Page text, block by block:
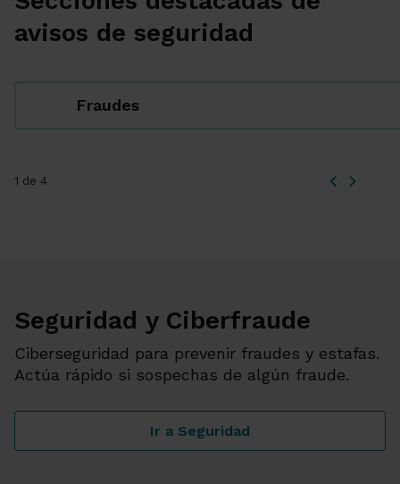
avisos de seguridad
Fraudes
1 de 4
Seguridad y Ciberfraude
Ciberseguridad para prevenir fraudes y estafas.
Actúa rápido si sospechas de algún fraude.
Ir a SeguridadSeguridad y Ciberfraude